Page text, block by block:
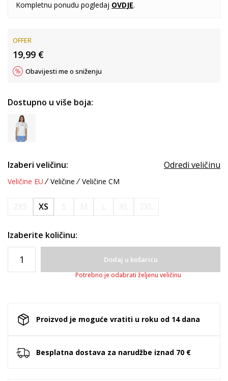
Kompletnu ponudu pogledaj OVDJE.
OFFER
19,99 €
Obavijesti me o sniženju
Dostupno u više boja:
Izaberi veličinu: Odredi veličinu
Veličine EU Veličine Veličine CM
XS
Izaberite količinu:
Dodaj u košaricu
Potrebno je odabrati željenu veličinu
Proizvod je moguće vratiti u roku od 14 dana
Besplatna dostava za narudžbe iznad 70 €